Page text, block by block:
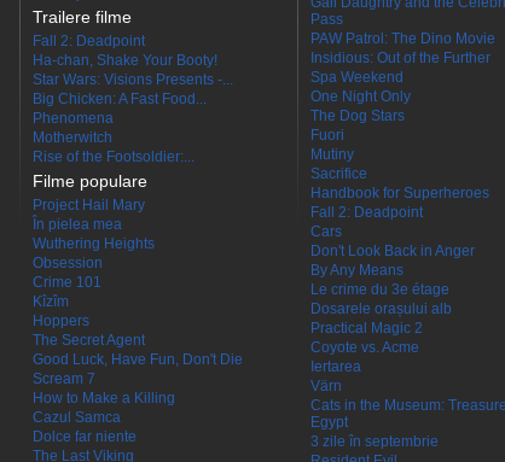
Trailere filme
Fall 2: Deadpoint
Ha-chan, Shake Your Booty!
Star Wars: Visions Presents -...
Big Chicken: A Fast Food...
Phenomena
Motherwitch
Rise of the Footsoldier:...
Filme populare
Project Hail Mary
În pielea mea
Wuthering Heights
Obsession
Crime 101
Kîzîm
Hoppers
The Secret Agent
Good Luck, Have Fun, Don't Die
Scream 7
How to Make a Killing
Cazul Samca
Dolce far niente
The Last Viking
Pass
PAW Patrol: The Dino Movie
Insidious: Out of the Further
Spa Weekend
One Night Only
The Dog Stars
Fuori
Mutiny
Sacrifice
Handbook for Superheroes
Fall 2: Deadpoint
Cars
Don't Look Back in Anger
By Any Means
Le crime du 3e étage
Dosarele orașului alb
Practical Magic 2
Coyote vs. Acme
Iertarea
Värn
Cats in the Museum:
Egypt
3 zile în septembrie